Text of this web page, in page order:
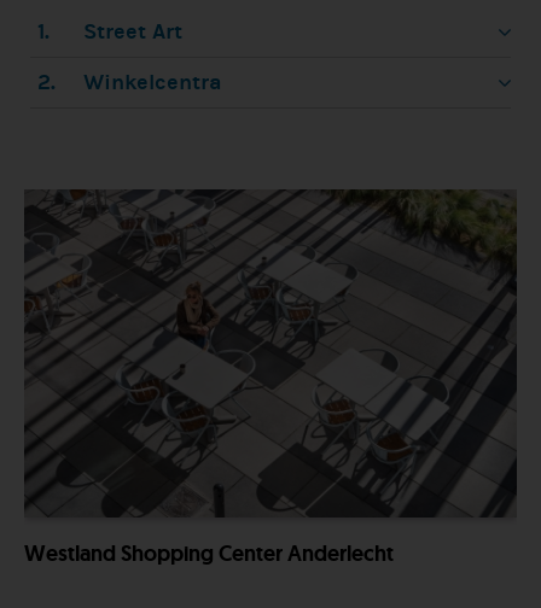
1.
Street Art
2.
Winkelcentra
Westland Shopping Center Anderlecht